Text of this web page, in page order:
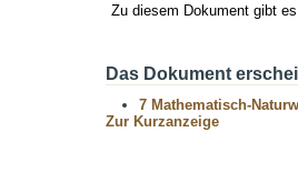
Zu diesem Dokument gibt
Das Dokument
7 Mathematisch-
Zur Kurzanzeige